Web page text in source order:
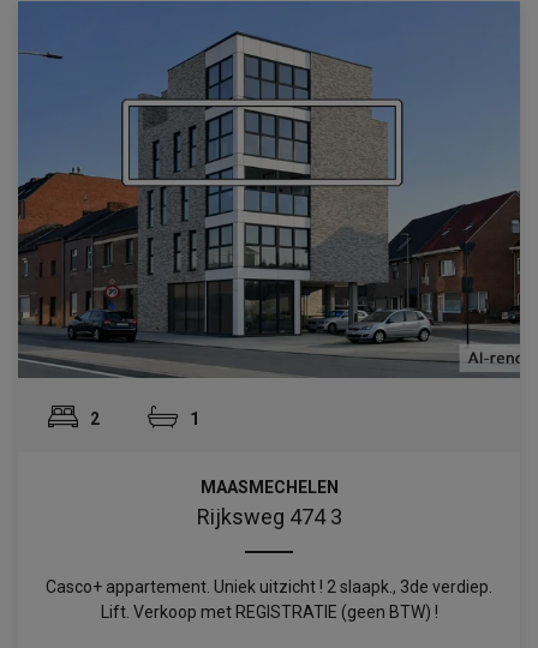
2 1
MAASMECHELEN
Rijksweg 474 3
Casco+ appartement. Uniek uitzicht ! 2 slaapk., 3de verdiep.
Lift. Verkoop met REGISTRATIE (geen BTW) !